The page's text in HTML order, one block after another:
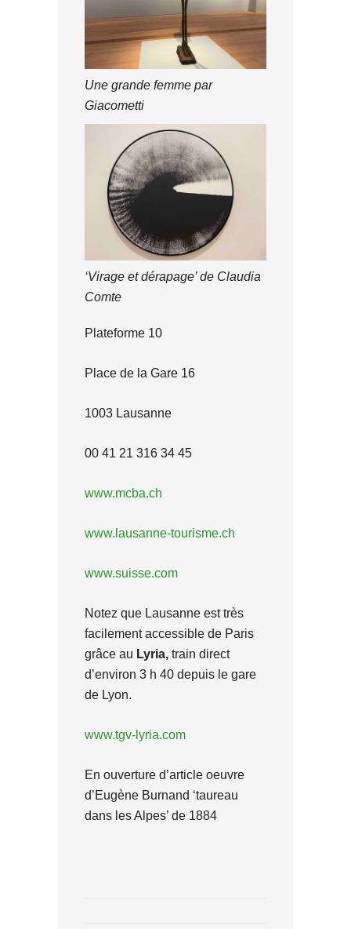
Une grande femme par
Giacometti
‘Virage et dérapage’ de Claudia
Comte
Plateforme 10
Place de la Gare 16
1003 Lausanne
00 41 21 316 34 45
www.mcba.ch
www.lausanne-tourisme.ch
www.suisse.com
Notez que Lausanne est très
facilement accessible de Paris
grâce au Lyria, train direct
d’environ 3 h 40 depuis le gare
de Lyon.
www.tgv-lyria.com
En ouverture d’article oeuvre
d’Eugène Burnand ‘taureau
dans les Alpes’ de 1884